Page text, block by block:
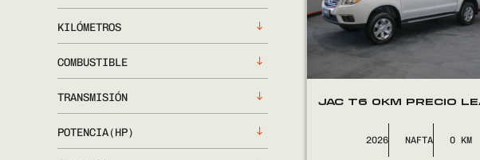
KILÓMETROS
COMBUSTIBLE
TRANSMISIÓN
POTENCIA(HP)
JAC T6 0KM PRECIO
2026 NAFTA 0